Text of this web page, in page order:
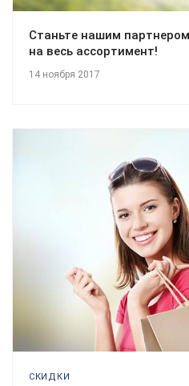
Станьте нашим
на весь ассортимент!
14 ноября 2017
СКИДКИ